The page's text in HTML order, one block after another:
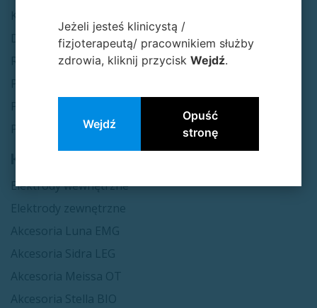
Dostawa i płatność
Regulamin sklepu
Polityka newslettera
Elektrody wewnętrzne
Elektrody zewnętrzne
Akcesoria Luna EMG
Akcesoria Sidra LEG
Akcesoria Meissa OT
Akcesoria Stella BIO
Jeżeli jesteś klinicystą /
fizjoterapeutą/ pracownikiem służby
zdrowia, kliknij przyciskWejdź.
Wejdź
Opuść
stronę